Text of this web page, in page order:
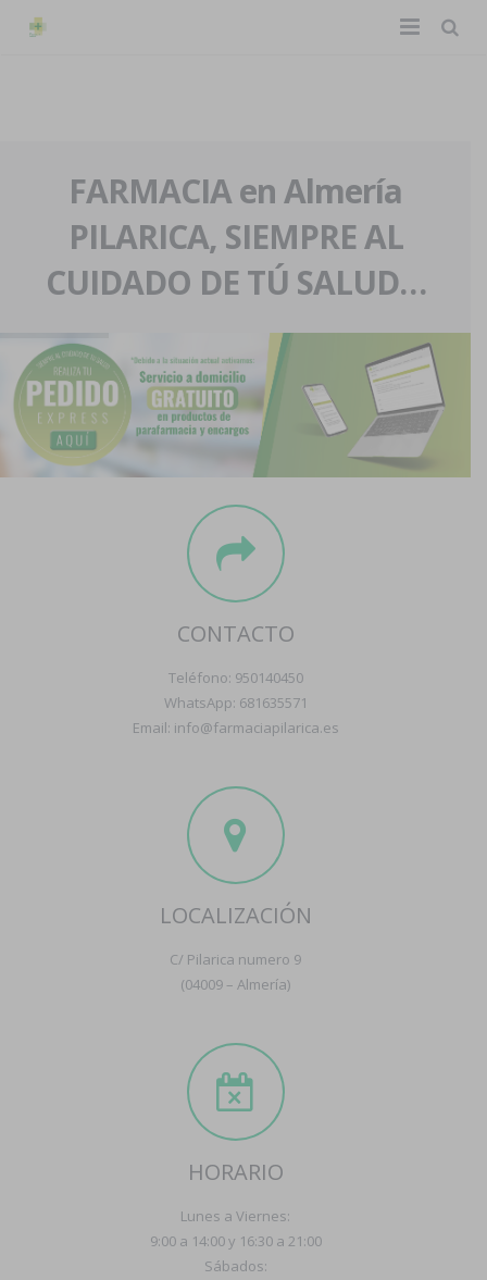
La farmacia
Nuestra historia
Nuestro equipo
Eventos
Servicios y reservas
Pedidos express
Blog
Contacto
Boletín
FARMACIA en Almería
PILARICA, SIEMPRE AL
CUIDADO DE TÚ SALUD…
CONTACTO
Teléfono: 950140450
WhatsApp: 681635571
Email: info@farmaciapilarica.es
LOCALIZACIÓN
C/ Pilarica numero 9
(04009 – Almería)
HORARIO
Lunes a Viernes:
9:00 a 14:00 y 16:30 a 21:00
Sábados: